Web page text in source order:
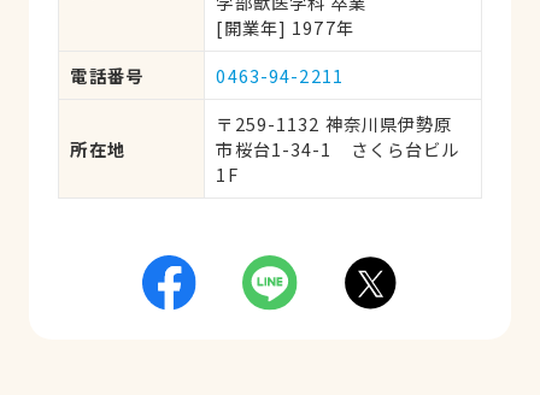
[開業年] 1977年
電話番号
0463-94-2211
所在地
〒259-1132 神奈川県伊勢原
市桜台1-34-1　さくら台ビル
1F